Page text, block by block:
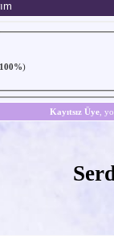
100%)
Kayıtsız Üye,